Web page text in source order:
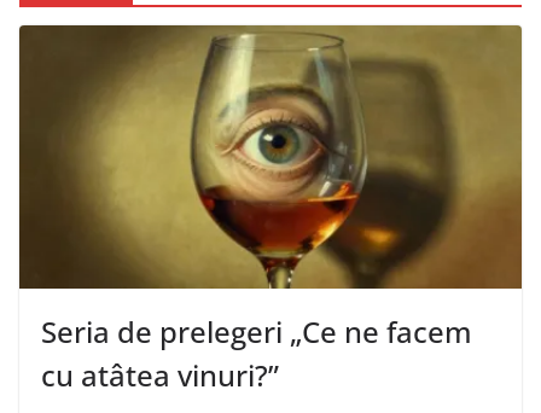
Seria de prelegeri „Ce ne facem
cu atâtea vinuri?”